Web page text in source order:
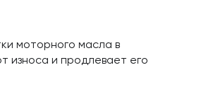
моторного масла в
износа и продлевает его